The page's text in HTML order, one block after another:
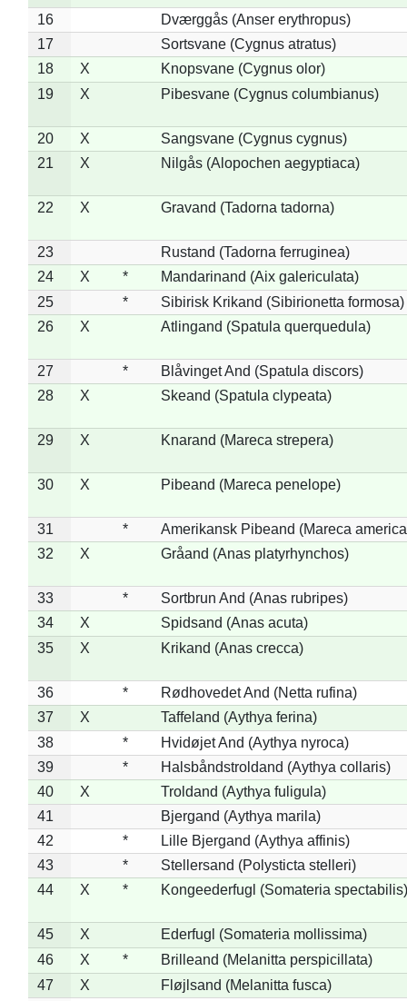
16
Dværggås (Anser erythropus)
17
Sortsvane (Cygnus atratus)
18
X
Knopsvane (Cygnus olor)
19
X Pibesvane (Cygnus columbianus)
20 X
Sangsvane (Cygnus cygnus)
21
X Nilgås (Alopochen aegyptiaca)
22 X Gravand (Tadorna tadorna)
23
Rustand (Tadorna ferruginea)
24
X *
Mandarinand (Aix galericulata)
25
*
Sibirisk Krikand (Sibirionetta formosa)
26
X Atlingand (Spatula querquedula)
27 *
Blåvinget And (Spatula discors)
28
X Skeand (Spatula clypeata)
29 X Knarand (Mareca strepera)
30 X Pibeand (Mareca penelope)
31 *
Amerikansk Pibeand (Mareca
32
X Gråand (Anas platyrhynchos)
33 *
Sortbrun And (Anas rubripes)
34
X
Spidsand (Anas acuta)
35
X Krikand (Anas crecca)
36 *
Rødhovedet And (Netta rufina)
37
X
Taffeland (Aythya ferina)
38
*
Hvidøjet And (Aythya nyroca)
39
*
Halsbåndstroldand (Aythya collaris)
40
X
Troldand (Aythya fuligula)
41
Bjergand (Aythya marila)
42
*
Lille Bjergand (Aythya affinis)
43
*
Stellersand (Polysticta stelleri)
44
X * Kongeederfugl (Somateria spectabilis)
45 X
Ederfugl (Somateria mollissima)
46
X *
Brilleand (Melanitta perspicillata)
47
X
Fløjlsand (Melanitta fusca)